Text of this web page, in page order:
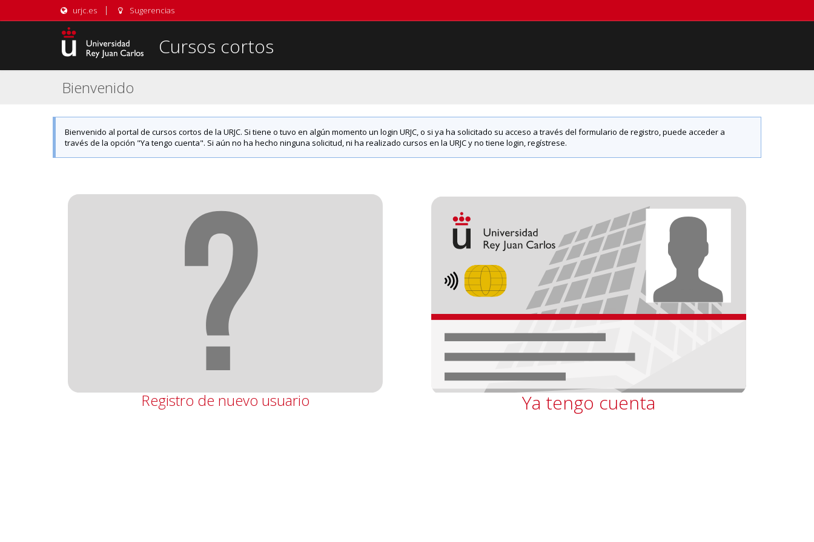
urjc.es Sugerencias
Cursos cortos
Bienvenido
Bienvenido al portal de cursos cortos de la URJC. Si tiene o tuvo en algún momento un login URJC, o si ya ha solicitado su acceso a través del formulario de registro, puede acceder a
través de la opción "Ya tengo cuenta". Si aún no ha hecho ninguna solicitud, ni ha realizado cursos en la URJC y no tiene login, regístrese.
Registro de nuevo usuario Ya tengo cuenta